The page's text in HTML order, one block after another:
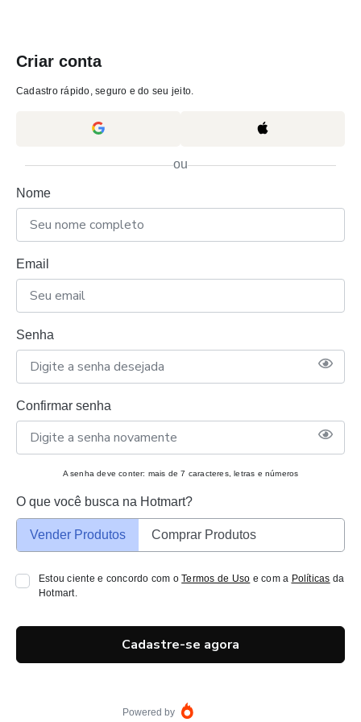
Criar conta
Cadastro rápido, seguro e do seu jeito.
ou
Nome
Email
Senha
Confirmar senha
A senha deve conter: mais de 7 caracteres, letras e números
O que você busca na Hotmart?
Vender Produtos Comprar Produtos
Estou ciente e concordo com oTermos de Uso e com a Políticas da
Hotmart.
Cadastre-se agora
Powered by